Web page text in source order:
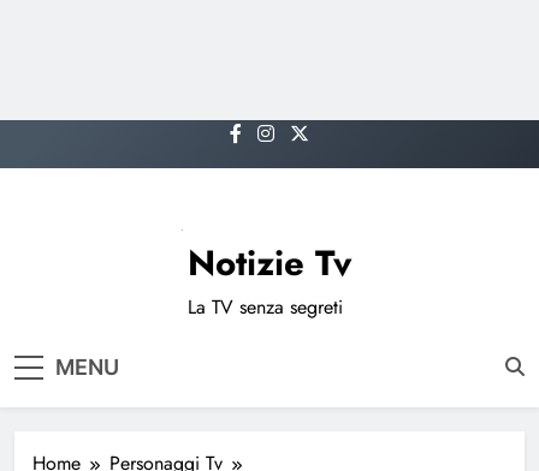
to
Notizie Tv
La TV senza segreti
MENU
Home
Personaggi Tv